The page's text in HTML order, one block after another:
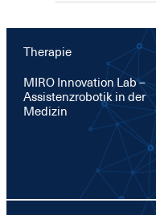
Therapie
MI­RO In­no­va­ti­on Lab –
As­sis­tenz­ro­bo­tik in der
Me­di­zin